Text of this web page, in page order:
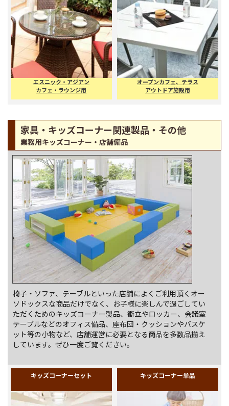
飲食店、レストラン店舗用テーブル
居酒屋・宴会場
旅館・ホテル客室
ラタン・ラタン調テーブル
エスニック・アジアン
カフェ・ラウンジ用
屋外用テーブル
オープンカフェ、テラス
アウトドア施設用
家具・キッズコーナー関連製品・その他
業務用キッズコーナー・店舗備品
椅子・ソファ、テーブルといった店舗によくご利用頂くオー
ソドックスな商品だけでなく、お子様に楽しんで過ごしてい